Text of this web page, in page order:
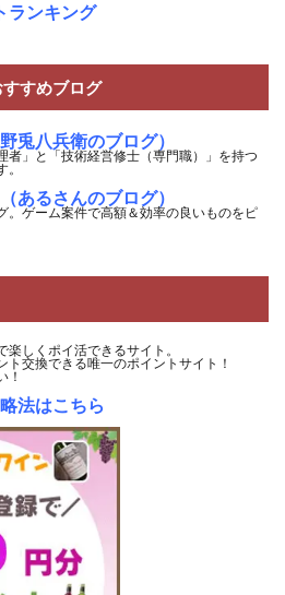
ランキング
すめブログ
兎八兵衛のブログ）
者」と「技術経営修士（専門職）」を持つ
あるさんのブログ）
。ゲーム案件で高額＆効率の良いものをピ
しくポイ活できるサイト。
交換できる唯一のポイントサイト！
！
法はこちら